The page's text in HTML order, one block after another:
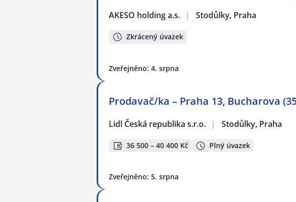
AKESO holding a.s. | Stodůlky, Praha
Zkrácený úvazek
Zveřejněno: 4. srpna
Prodavač/ka – Praha 13, Bucharova
Lidl Česká republika s.r.o. | Stodůlky, Praha
36 500 – 40 400 Kč Plný úvazek
Zveřejněno: 5. srpna